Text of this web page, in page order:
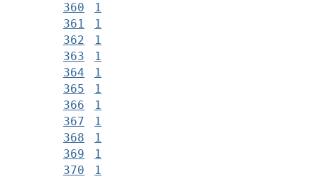
360
1
361
1
362
1
363
1
364
1
365
1
366
1
367
1
368
1
369
1
370
1